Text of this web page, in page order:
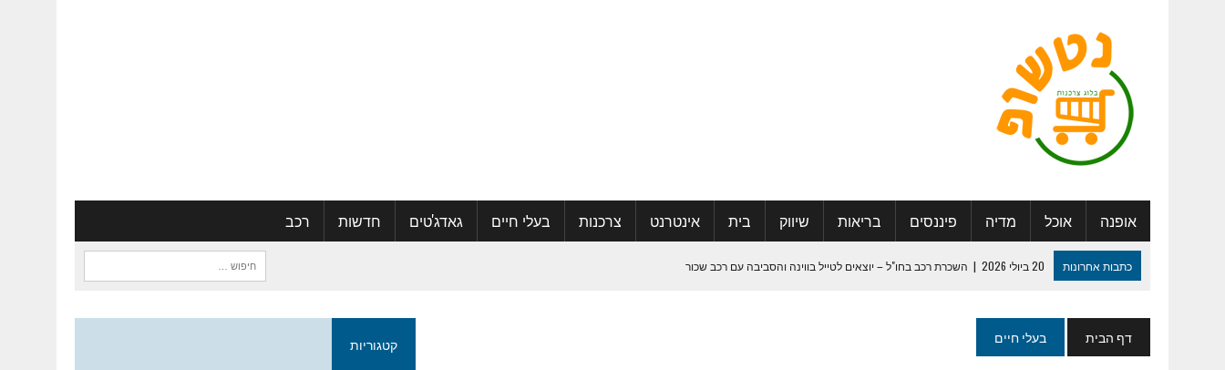
אופנה אוכל מדיה פיננסים בריאות שיווק בית אינטרנט צרכנות בעלי חיים גאדג'טים חדשות רכב
כתבות אחרונות 20 ביולי 2026 | השכרת רכב בחו"ל – יוצאים לטייל בווינה והסביבה עם רכב שכור
13 במאי 2024
| המדריך המלא למיתוג חתונה שכולם יזכרו
חיפוש:
דף הבית בעלי חיים קטגוריות